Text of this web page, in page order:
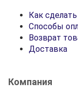
Как сделать
Способы
Возврат
Доставка
Компания